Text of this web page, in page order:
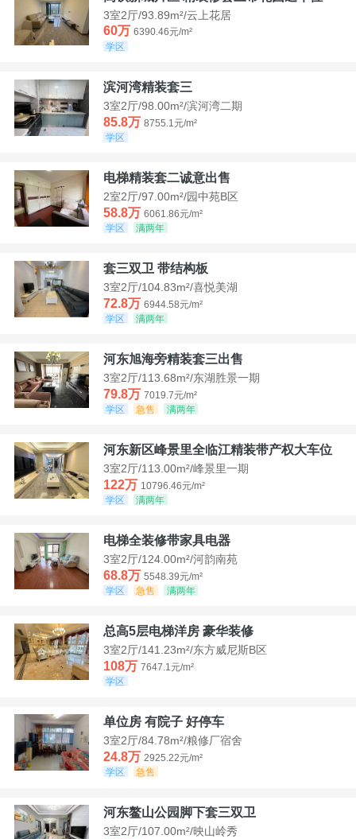
3室2厅/93.89m²/云上花居
60万 6390.46元/m²
学区
滨河湾精装套三
3室2厅/98.00m²/滨河湾二期
85.8万 8755.1元/m²
学区
电梯精装套二诚意出售
2室2厅/97.00m²/园中苑B区
58.8万 6061.86元/m²
学区
满两年
套三双卫 带结构板
3室2厅/104.83m²/喜悦美湖
72.8万 6944.58元/m²
学区
满两年
河东旭海旁精装套三出售
3室2厅/113.68m²/东湖胜景一期
79.8万 7019.7元/m²
学区
急售 满两年
河东新区峰景里全临江精装带产权大车位
3室2厅/113.00m²/峰景里一期
122万 10796.46元/m²
学区
满两年
电梯全装修带家具电器
3室2厅/124.00m²/河韵南苑
68.8万 5548.39元/m²
学区
急售 满两年
总高5层电梯洋房 豪华装修
3室2厅/141.23m²/东方威尼斯B区
108万 7647.1元/m²
学区
单位房 有院子 好停车
3室2厅/84.78m²/粮修厂宿舍
24.8万 2925.22元/m²
学区
急售
河东鳌山公园脚下套三双卫
3室2厅/107.00m²/映山岭秀